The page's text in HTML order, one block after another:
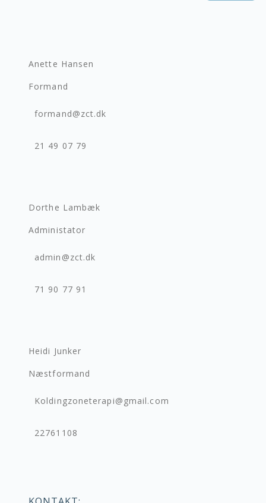
Anette Hansen
Formand
formand@zct.dk
21 49 07 79
Dorthe Lambæk
Administator
admin@zct.dk
71 90 77 91
Heidi Junker
Næstformand
Koldingzoneterapi@gmail.com
22761108